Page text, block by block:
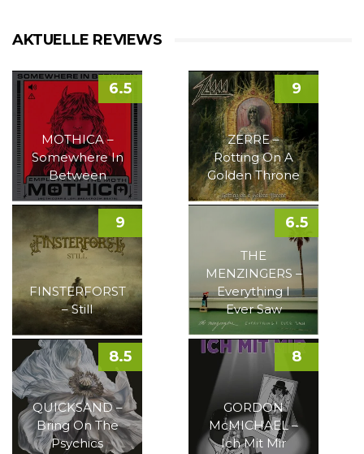
AKTUELLE REVIEWS
MOTHICA –
Somewhere In
Between
6.5
ZERRE –
Rotting On A
Golden Throne
9
FINSTERFORST
– Still
9
THE
MENZINGERS –
Everything I
Ever Saw
6.5
QUICKSAND –
Bring On The
Psychics
8.5
GORDON
McMICHAEL –
Ich Mit Mir
8